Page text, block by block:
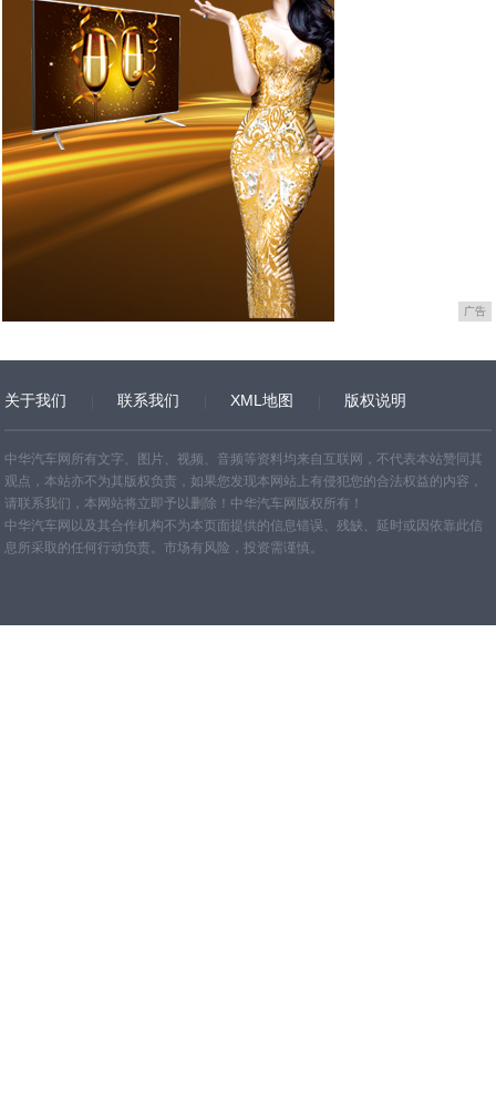
广告
关于我们 联系我们 XML地图 版权说明
网站地图 TXT
中华汽车网所有文字、图片、视频、音频等资料均来自互联网，不代表本站赞同其
观点，本站亦不为其版权负责，如果您发现本网站上有侵犯您的合法权益的内容，
请联系我们，本网站将立即予以删除！中华汽车网版权所有！
中华汽车网以及其合作机构不为本页面提供的信息错误、残缺、延时或因依靠此信
息所采取的任何行动负责。市场有风险，投资需谨慎。